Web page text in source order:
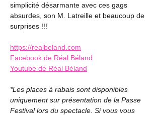
simplicité désarmante avec ces gags
absurdes, son M. Latreille et beaucoup de
surprises !!!
https://realbeland.com
Facebook de Réal Béland
Youtube de Réal Béland
*Les places à rabais sont disponibles
uniquement sur présentation de la Passe
Festival lors du spectacle. Si vous vous